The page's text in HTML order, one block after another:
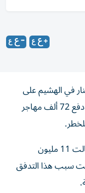
في الهشيم على
مواقع التواصل الاجتماعي، مساهمة في دفع 72 ألف مهاجر
وأظهرت تقارير أن حملة التضليل التي طالت 11 مليون
سبب هذا التدفق